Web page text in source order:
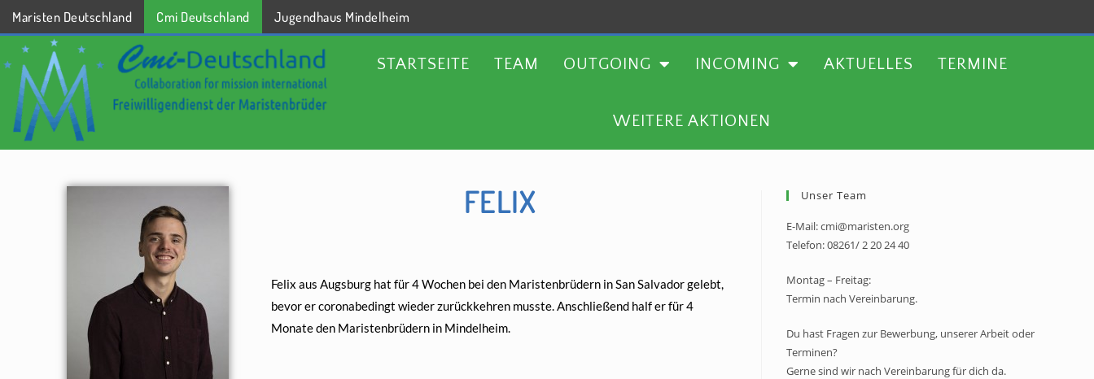
Maristen Deutschland Cmi Deutschland Jugendhaus Mindelheim
STARTSEITE TEAM OUTGOING INCOMING AKTUELLES TERMINE
WEITERE AKTIONEN
STARTSEITE TEAM OUTGOING INCOMING AKTUELLES TERMINE WEITERE AKTIONEN
FELIX
Felix aus Augsburg hat für 4 Wochen bei den Maristenbrüdern in San Salvador gelebt,
bevor er coronabedingt wieder zurückkehren musste. Anschließend half er für 4
Monate den Maristenbrüdern in Mindelheim.
Unser Team
E-Mail: cmi@maristen.org
Telefon: 08261/ 2 20 24 40
Montag – Freitag:
Termin nach Vereinbarung.
Du hast Fragen zur Bewerbung, unserer Arbeit oder
Terminen?
Gerne sind wir nach Vereinbarung für dich da.